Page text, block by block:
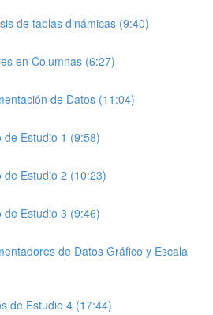
de tablas dinámicas (9:40)
en Columnas (6:27)
de Datos (11:04)
de Estudio 1 (9:58)
de Estudio 2 (10:23)
de Estudio 3 (9:46)
de Datos Gráfico y Escala
de Estudio 4 (17:44)